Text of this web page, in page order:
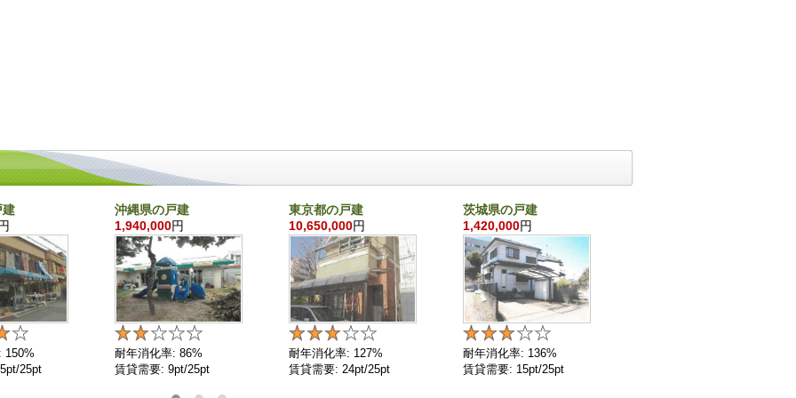
建
150%
25pt
沖縄県の戸建
1,940,000円
耐年消化率: 86%
賃貸需要: 9pt/25pt
東京都の戸建
10,650,000円
耐年消化率: 127%
賃貸需要: 24pt/25pt
茨城県の戸建
1,420,000円
耐年消化率: 136%
賃貸需要: 15pt/25pt